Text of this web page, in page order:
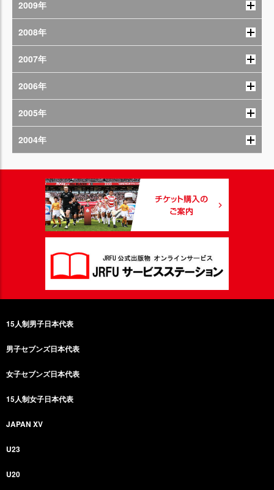
2009年
2008年
2007年
2006年
2005年
2004年
15人制男子日本代表
男子セブンズ日本代表
女子セブンズ日本代表
15人制女子日本代表
JAPAN XV
U23
U20